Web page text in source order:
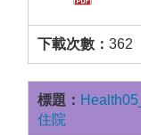
362
住院